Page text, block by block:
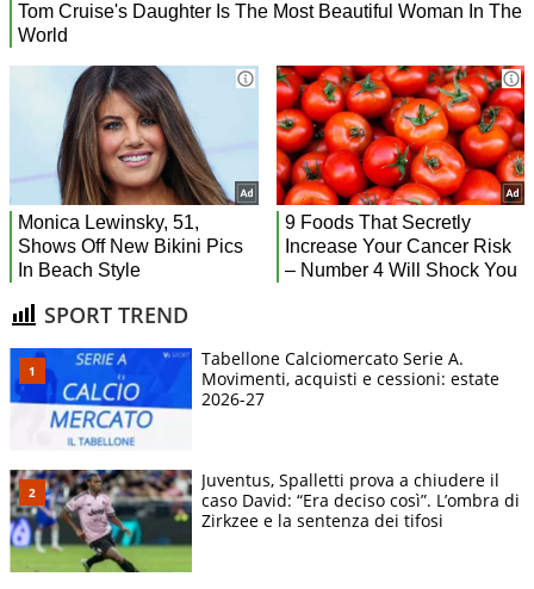
SPORT TREND
Tabellone Calciomercato Serie A.
Movimenti, acquisti e cessioni: estate
2026-27
Juventus, Spalletti prova a chiudere il
caso David: “Era deciso così”. L’ombra di
Zirkzee e la sentenza dei tifosi